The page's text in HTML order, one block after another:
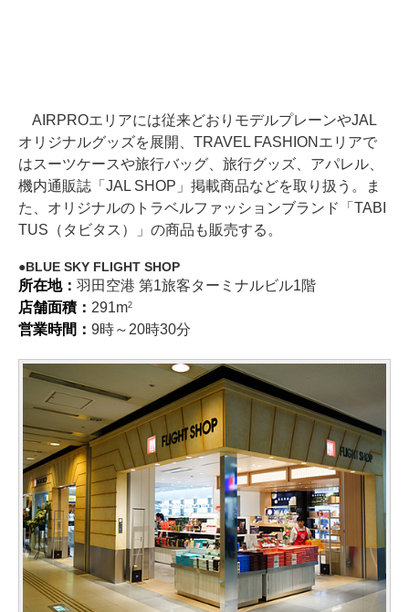
AIRPROエリアには従来どおりモデルプレーンやJAL
オリジナルグッズを展開、TRAVEL FASHIONエリアで
はスーツケースや旅行バッグ、旅行グッズ、アパレル、
機内通販誌「JAL SHOP」掲載商品などを取り扱う。ま
た、オリジナルのトラベルファッションブランド「TABI
TUS（タビタス）」の商品も販売する。
BLUE SKY FLIGHT SHOP
所在地： 羽田空港 第1旅客ターミナルビル1階
店舗面積： 291m2
営業時間： 9時～20時30分